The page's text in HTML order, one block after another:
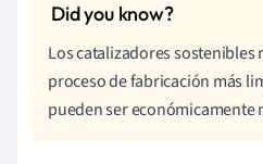
Los catalizadores
proceso de fabricación más
pueden ser económicamente